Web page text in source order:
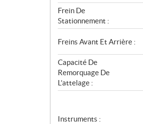
Frein De
Stationnement :
Freins Avant Et Arrière :
Capacité De
Remorquage De
L’attelage :
Instruments :